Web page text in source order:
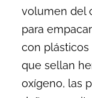
volumen del
para
con
que sellan
oxígeno, las